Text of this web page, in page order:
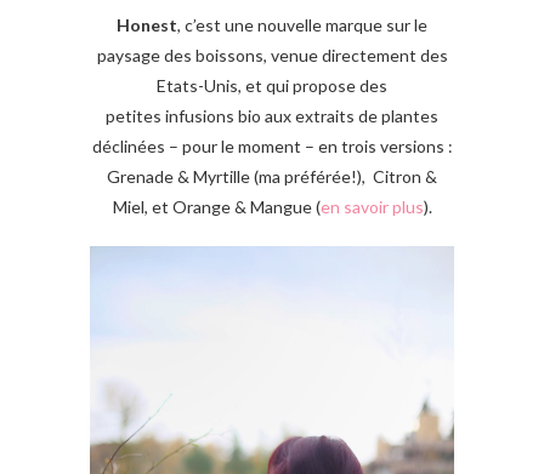
Honest, c’est une nouvelle marque sur le
paysage des boissons, venue directement des
Etats-Unis, et qui propose des
petites infusions bio aux extraits de plantes
déclinées – pour le moment – en trois versions :
Grenade & Myrtille (ma préférée!), Citron &
Miel, et Orange & Mangue (en savoir plus).